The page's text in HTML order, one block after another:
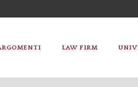
LAW FIRM